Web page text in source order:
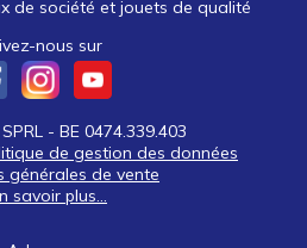
de société et jouets de qualité
nous sur
- BE 0474.339.403
de gestion des données
générales de vente
savoir plus...